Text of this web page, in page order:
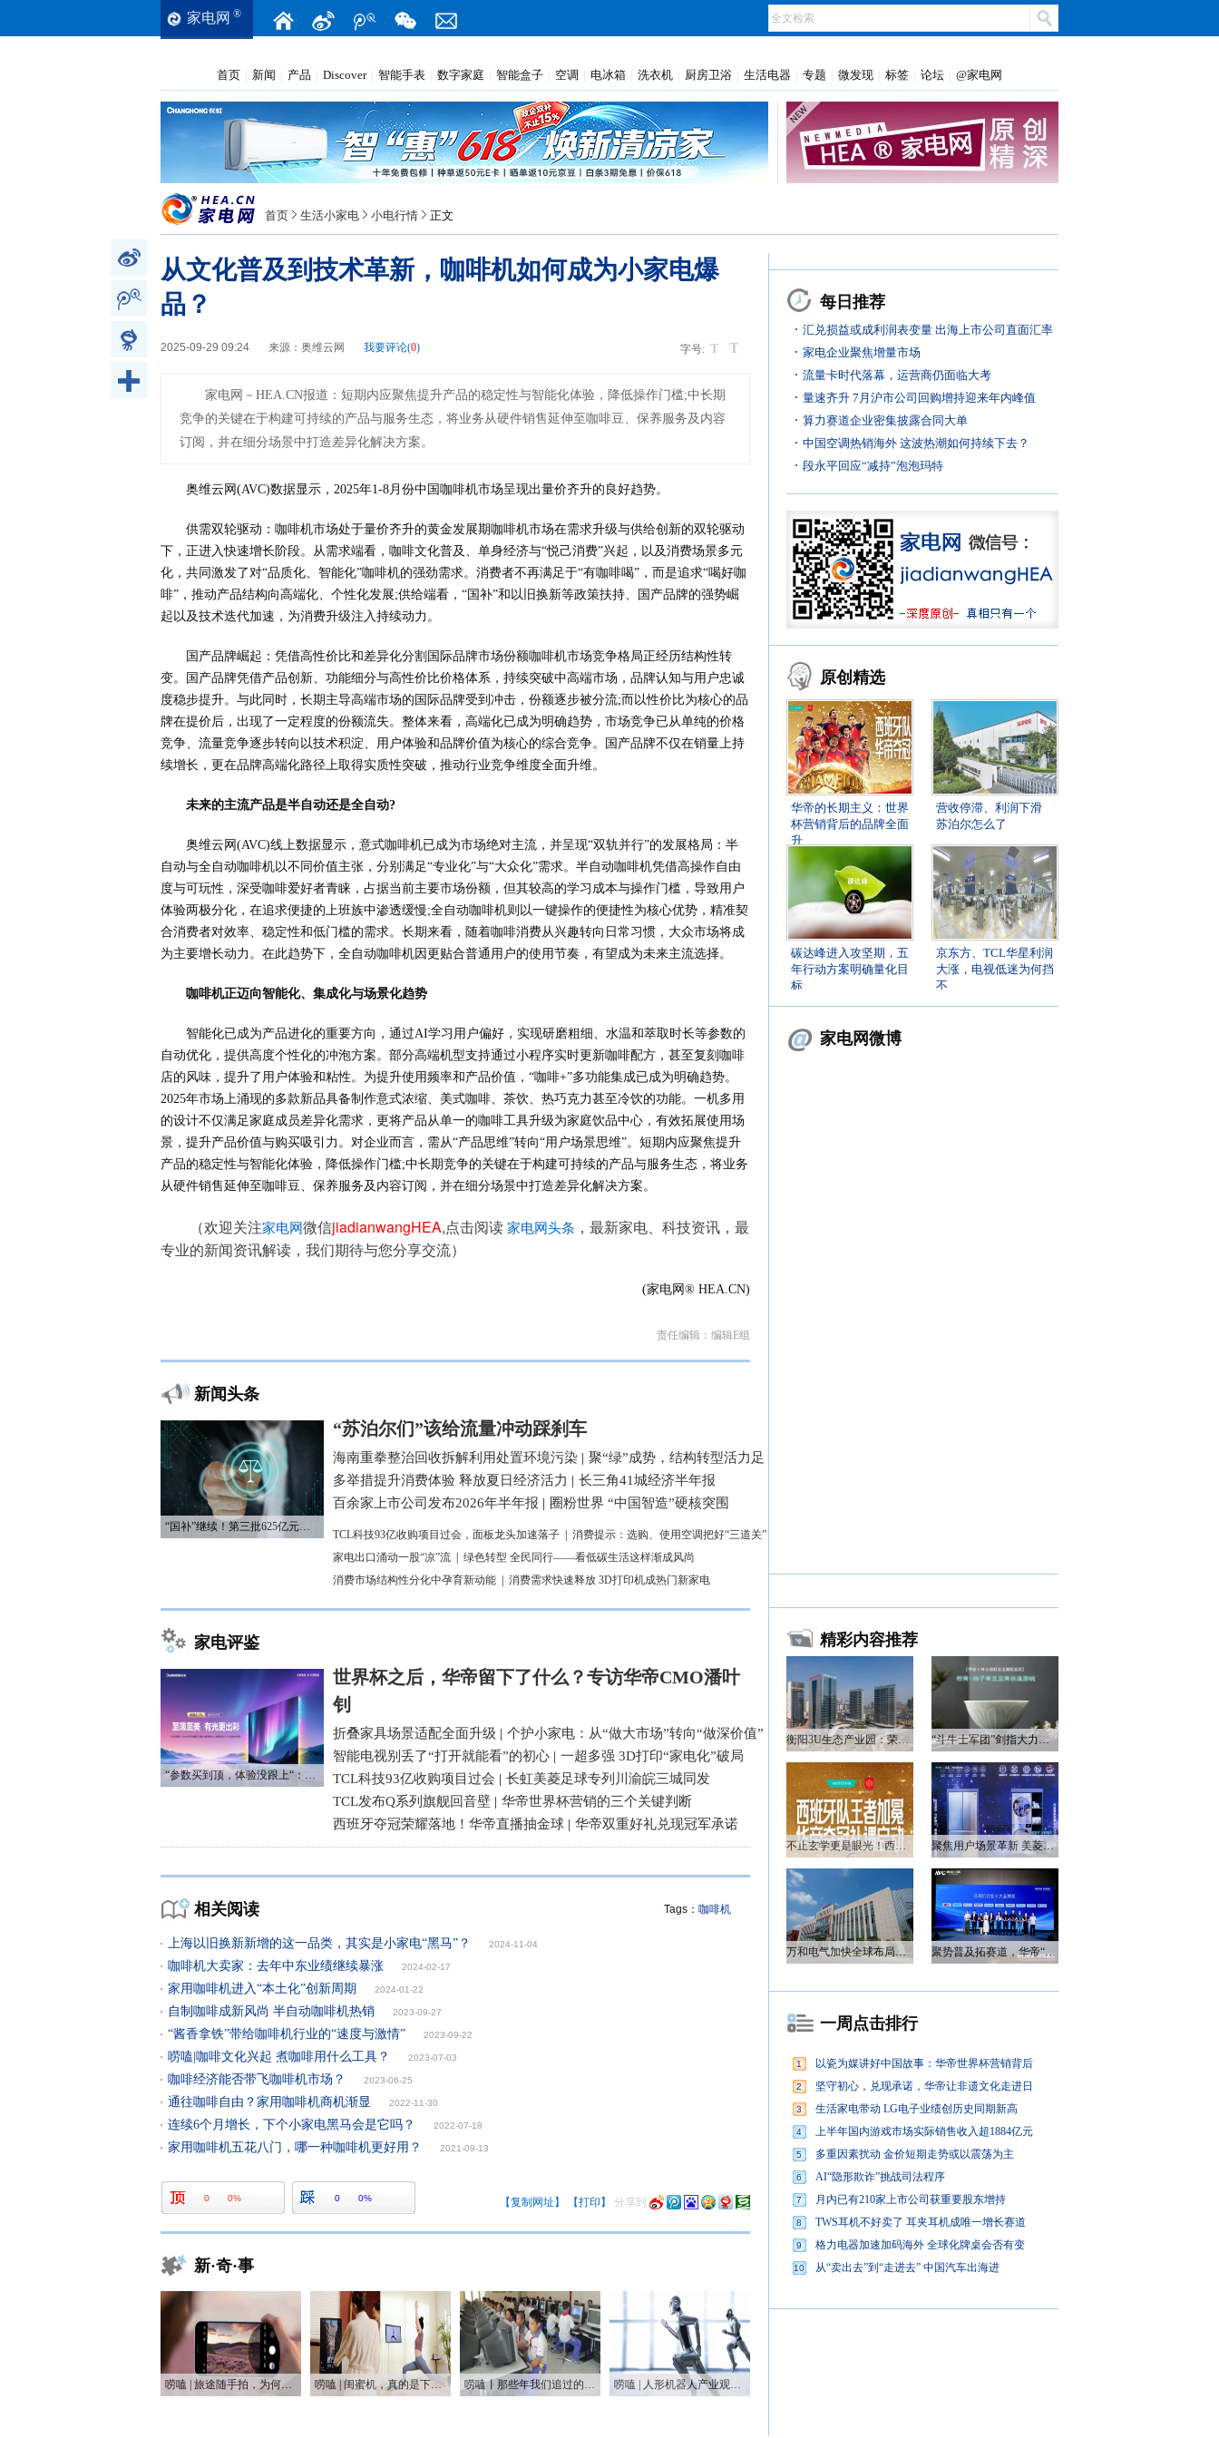
家电网 ®
首页 新闻 产品 Discover 智能手表 数字家庭 智能盒子 空调 电冰箱 洗衣机 厨房卫浴 生活电器 专题 微发现 标签 论坛 @家电网
首页 生活小家电 小电行情 正文
从文化普及到技术革新，咖啡机如何成为小家电爆
品？
字号: T T
2025-09-29 09:24 来源： 奥维云网 我要评论(0)
家电网－HEA.CN报道： 短期内应聚焦提升产品的稳定性与智能化体验，降低操作门槛;中长期
竞争的关键在于构建可持续的产品与服务生态，将业务从硬件销售延伸至咖啡豆、保养服务及内容
订阅，并在细分场景中打造差异化解决方案。
奥维云网(AVC)数据显示，2025年1-8月份中国咖啡机市场呈现出量价齐升的良好趋势。
供需双轮驱动：咖啡机市场处于量价齐升的黄金发展期咖啡机市场在需求升级与供给创新的双轮驱动
下，正进入快速增长阶段。从需求端看，咖啡文化普及、单身经济与“悦己消费”兴起，以及消费场景多元
化，共同激发了对“品质化、智能化”咖啡机的强劲需求。消费者不再满足于“有咖啡喝”，而是追求“喝好咖
啡”，推动产品结构向高端化、个性化发展;供给端看，“国补”和以旧换新等政策扶持、国产品牌的强势崛
起以及技术迭代加速，为消费升级注入持续动力。
国产品牌崛起：凭借高性价比和差异化分割国际品牌市场份额咖啡机市场竞争格局正经历结构性转
变。国产品牌凭借产品创新、功能细分与高性价比价格体系，持续突破中高端市场，品牌认知与用户忠诚
度稳步提升。与此同时，长期主导高端市场的国际品牌受到冲击，份额逐步被分流;而以性价比为核心的品
牌在提价后，出现了一定程度的份额流失。整体来看，高端化已成为明确趋势，市场竞争已从单纯的价格
竞争、流量竞争逐步转向以技术积淀、用户体验和品牌价值为核心的综合竞争。国产品牌不仅在销量上持
续增长，更在品牌高端化路径上取得实质性突破，推动行业竞争维度全面升维。
未来的主流产品是半自动还是全自动?
奥维云网(AVC)线上数据显示，意式咖啡机已成为市场绝对主流，并呈现“双轨并行”的发展格局：半
自动与全自动咖啡机以不同价值主张，分别满足“专业化”与“大众化”需求。半自动咖啡机凭借高操作自由
度与可玩性，深受咖啡爱好者青睐，占据当前主要市场份额，但其较高的学习成本与操作门槛，导致用户
体验两极分化，在追求便捷的上班族中渗透缓慢;全自动咖啡机则以一键操作的便捷性为核心优势，精准契
合消费者对效率、稳定性和低门槛的需求。长期来看，随着咖啡消费从兴趣转向日常习惯，大众市场将成
为主要增长动力。在此趋势下，全自动咖啡机因更贴合普通用户的使用节奏，有望成为未来主流选择。
咖啡机正迈向智能化、集成化与场景化趋势
智能化已成为产品进化的重要方向，通过AI学习用户偏好，实现研磨粗细、水温和萃取时长等参数的
自动优化，提供高度个性化的冲泡方案。部分高端机型支持通过小程序实时更新咖啡配方，甚至复刻咖啡
店的风味，提升了用户体验和粘性。为提升使用频率和产品价值，“咖啡+”多功能集成已成为明确趋势。
2025年市场上涌现的多款新品具备制作意式浓缩、美式咖啡、茶饮、热巧克力甚至冷饮的功能。一机多用
的设计不仅满足家庭成员差异化需求，更将产品从单一的咖啡工具升级为家庭饮品中心，有效拓展使用场
景，提升产品价值与购买吸引力。对企业而言，需从“产品思维”转向“用户场景思维”。短期内应聚焦提升
产品的稳定性与智能化体验，降低操作门槛;中长期竞争的关键在于构建可持续的产品与服务生态，将业务
从硬件销售延伸至咖啡豆、保养服务及内容订阅，并在细分场景中打造差异化解决方案。
（欢迎关注家电网微信jiadianwangHEA,点击阅读 家电网头条 ，最新家电、科技资讯，最
专业的新闻资讯解读，我们期待与您分享交流）
(家电网® HEA.CN)
责任编辑：编辑E组
新闻头条
“国补”继续！第三批625亿元资金已下达
“苏泊尔们”该给流量冲动踩刹车
海南重拳整治回收拆解利用处置环境污染 | 聚“绿”成势，结构转型活力足
多举措提升消费体验 释放夏日经济活力 | 长三角41城经济半年报
百余家上市公司发布2026年半年报 | 圈粉世界 “中国智造”硬核突围
TCL科技93亿收购项目过会，面板龙头加速落子
消费提示：选购、使用空调把好“三道关”
家电出口涌动一股“凉”流
绿色转型 全民同行——看低碳生活这样渐成风尚
消费市场结构性分化中孕育新动能
消费需求快速释放 3D打印机成热门新家电
家电评鉴
“参数买到顶，体验没跟上“：长虹追光Q70S给高端电视打了个样
世界杯之后，华帝留下了什么？专访华帝CMO潘叶
钊
折叠家具场景适配全面升级 | 个护小家电：从“做大市场”转向“做深价值”
智能电视别丢了“打开就能看”的初心 | 一超多强 3D打印“家电化”破局
TCL科技93亿收购项目过会 | 长虹美菱足球专列川渝皖三城同发
TCL发布Q系列旗舰回音壁 | 华帝世界杯营销的三个关键判断
西班牙夺冠荣耀落地！华帝直播抽金球 | 华帝双重好礼兑现冠军承诺
相关阅读 Tags： 咖啡机
上海以旧换新新增的这一品类，其实是小家电“黑马”？ 2024-11-04
咖啡机大卖家：去年中东业绩继续暴涨 2024-02-17
家用咖啡机进入“本土化”创新周期 2024-01-22
自制咖啡成新风尚 半自动咖啡机热销 2023-09-27
“酱香拿铁”带给咖啡机行业的“速度与激情” 2023-09-22
唠嗑|咖啡文化兴起 煮咖啡用什么工具？ 2023-07-03
咖啡经济能否带飞咖啡机市场？ 2023-06-25
通往咖啡自由？家用咖啡机商机渐显 2022-11-30
连续6个月增长，下个小家电黑马会是它吗？ 2022-07-18
家用咖啡机五花八门，哪一种咖啡机更好用？ 2021-09-13
0 0% 0 0% 【复制网址】 【打印】 分享到
新·奇·事
唠嗑 | 旅途随手拍，为何手机是普通人最好的摄影利器 唠嗑 | 闺蜜机，真的是下一个爆款吗？ 唠嗑丨那些年我们追过的“屏保”：从CRT到OLED的时代变迁 唠嗑 | 人形机器人产业观察：一场跌跌撞撞的资本狂欢
每日推荐
汇兑损益或成利润表变量 出海上市公司直面汇率
风控大考
家电企业聚焦增量市场
流量卡时代落幕，运营商仍面临大考
量速齐升 7月沪市公司回购增持迎来年内峰值
算力赛道企业密集披露合同大单
中国空调热销海外 这波热潮如何持续下去？
段永平回应“减持”泡泡玛特
原创精选
华帝的长期主义：世界
杯营销背后的品牌全面
升
营收停滞、利润下滑
苏泊尔怎么了
碳达峰进入攻坚期，五
年行动方案明确量化目
标
京东方、TCL华星利润
大涨，电视低迷为何挡
不
家电网微博
精彩内容推荐
衡阳3U生态产业园：荣电集团的政企合作新答卷 “斗牛士军团”剑指大力神杯，华帝以“一瓷一金”静候荣光
不止玄学更是眼光！西班牙队夺冠，华帝火速官宣启动兑奖福利 聚焦用户场景革新 美菱产品创新打造差异化居家体验
万和电气加快全球布局，海外营收占比升至四成 聚势普及拓赛道，华帝“亮剑”洗碗机峰会，破局存量换新
一周点击排行
1 以瓷为媒讲好中国故事：华帝世界杯营销背后
2 坚守初心，兑现承诺，华帝让非遗文化走进日
3 生活家电带动 LG电子业绩创历史同期新高
4 上半年国内游戏市场实际销售收入超1884亿元
5 多重因素扰动 金价短期走势或以震荡为主
6 AI“隐形欺诈”挑战司法程序
7 月内已有210家上市公司获重要股东增持
8 TWS耳机不好卖了 耳夹耳机成唯一增长赛道
9 格力电器加速加码海外 全球化牌桌会否有变
10 从“卖出去”到“走进去” 中国汽车出海进